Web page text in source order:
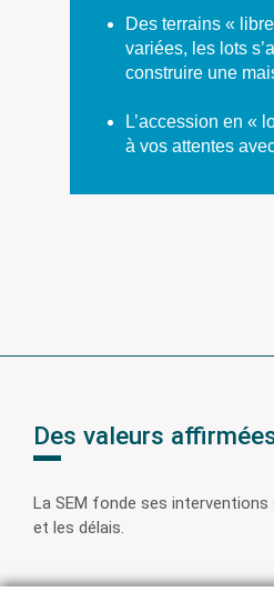
Des terrains «
variées, les lots
construire une
L’accession en «
à vos attentes
Des valeurs
La SEM fonde ses interventions
et les délais.